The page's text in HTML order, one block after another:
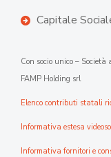
Capitale
Con socio unico –
FAMP Holding srl
Elenco contributi statali
Informativa estesa
Informativa fornitori e